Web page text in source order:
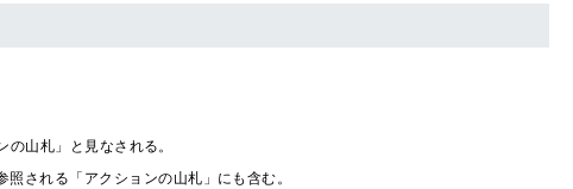
山札」と見なされる。
照される「アクションの山札」にも含む。